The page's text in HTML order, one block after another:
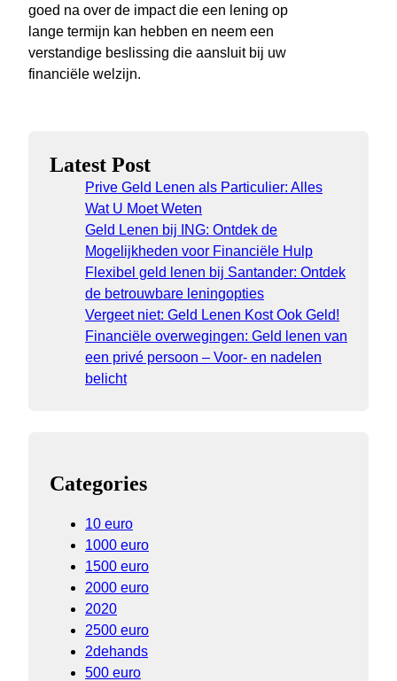
goed na over de impact die een lening op
lange termijn kan hebben en neem een
verstandige beslissing die aansluit bij uw
financiële welzijn.
Latest Post
Prive Geld Lenen als Particulier: Alles
Wat U Moet Weten
Geld Lenen bij ING: Ontdek de
Mogelijkheden voor Financiële Hulp
Flexibel geld lenen bij Santander: Ontdek
de betrouwbare leningopties
Vergeet niet: Geld Lenen Kost Ook Geld!
Financiële overwegingen: Geld lenen van
een privé persoon – Voor- en nadelen
belicht
Categories
10 euro
1000 euro
1500 euro
2000 euro
2020
2500 euro
2dehands
500 euro